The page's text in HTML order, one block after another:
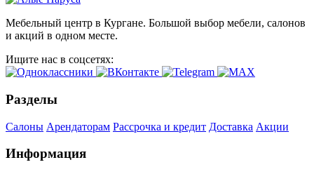
Мебельный центр в Кургане. Большой выбор мебели, салонов
и акций в одном месте.
Ищите нас в соцсетях:
Разделы
Салоны Арендаторам Рассрочка и кредит Доставка Акции
Информация